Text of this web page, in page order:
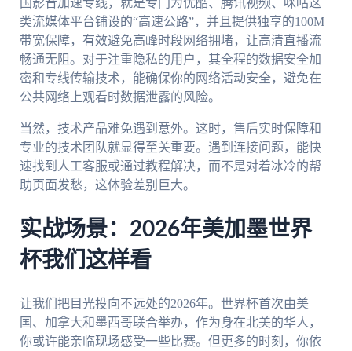
国影音加速专线，就是专门为优酷、腾讯视频、咪咕这
类流媒体平台铺设的“高速公路”，并且提供独享的100M
带宽保障，有效避免高峰时段网络拥堵，让高清直播流
畅通无阻。对于注重隐私的用户，其全程的数据安全加
密和专线传输技术，能确保你的网络活动安全，避免在
公共网络上观看时数据泄露的风险。
当然，技术产品难免遇到意外。这时，售后实时保障和
专业的技术团队就显得至关重要。遇到连接问题，能快
速找到人工客服或通过教程解决，而不是对着冰冷的帮
助页面发愁，这体验差别巨大。
实战场景：2026年美加墨世界
杯我们这样看
让我们把目光投向不远处的2026年。世界杯首次由美
国、加拿大和墨西哥联合举办，作为身在北美的华人，
你或许能亲临现场感受一些比赛。但更多的时刻，你依